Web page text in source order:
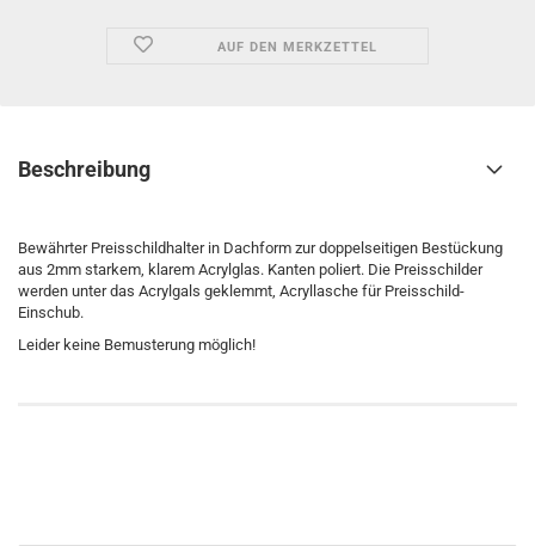
AUF DEN MERKZETTEL
Beschreibung
Bewährter Preisschildhalter in Dachform zur doppelseitigen Bestückung
aus 2mm starkem, klarem Acrylglas. Kanten poliert. Die Preisschilder
werden unter das Acrylgals geklemmt, Acryllasche für Preisschild-
Einschub.
Leider keine Bemusterung möglich!